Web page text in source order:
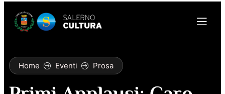
Home Eventi Prosa